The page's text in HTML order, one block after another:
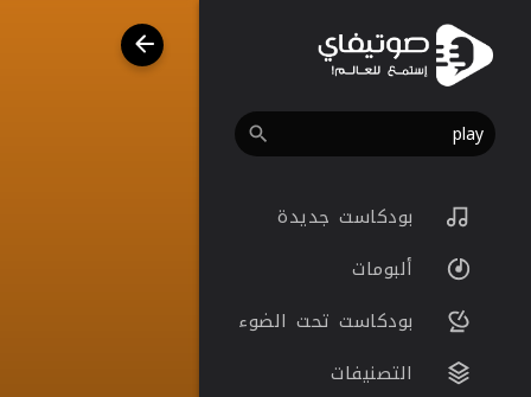
بودكاست جديدة
ألبومات
بودكاست تحت الضوء
التصنيفات